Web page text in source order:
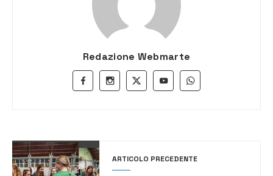
Redazione Webmarte
ARTICOLO PRECEDENTE